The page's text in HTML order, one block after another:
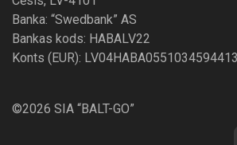
Banka: “Swedbank” AS
Bankas kods: HABALV22
Konts (EUR): LV04HABA0551034594413
©2026 SIA “BALT-GO”